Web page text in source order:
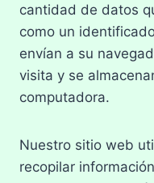
cantidad de datos
como un
envían a su
visita y se
computadora.
Nuestro sitio web
recopilar